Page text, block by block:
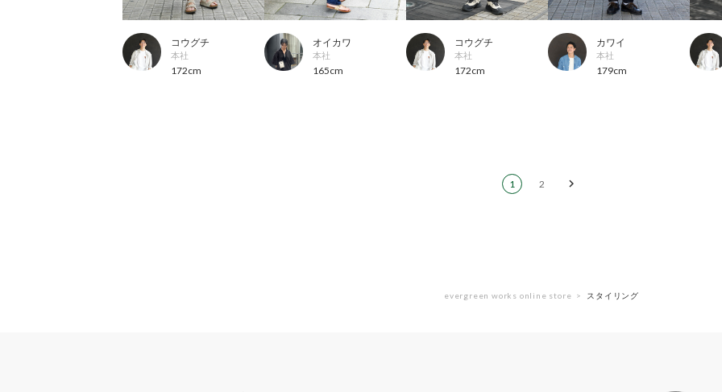
コウグチ
本社
172cm
オイカワ
本社
165cm
コウグチ
本社
172cm
カワイ
本社
179cm
1 2
evergreen works online store スタイリング